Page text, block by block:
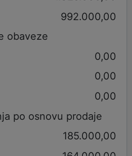
992.000,00
obaveze
0,00
0,00
0,00
po osnovu prodaje
185.000,00